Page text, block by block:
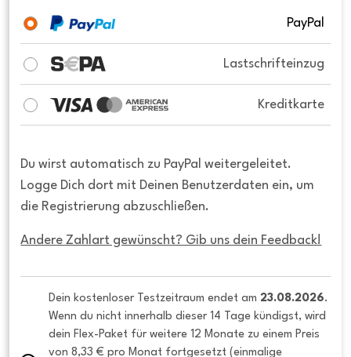
PayPal
Lastschrifteinzug
Kreditkarte
Du wirst automatisch zu PayPal weitergeleitet.
Logge Dich dort mit Deinen Benutzerdaten ein, um
die Registrierung abzuschließen.
Andere Zahlart gewünscht? Gib uns dein Feedback!
Dein kostenloser Testzeitraum endet am 23.08.2026.
Wenn du nicht innerhalb dieser 14 Tage kündigst, wird
dein Flex-Paket für weitere 12 Monate zu einem Preis
von 8,33 € pro Monat fortgesetzt (einmalige